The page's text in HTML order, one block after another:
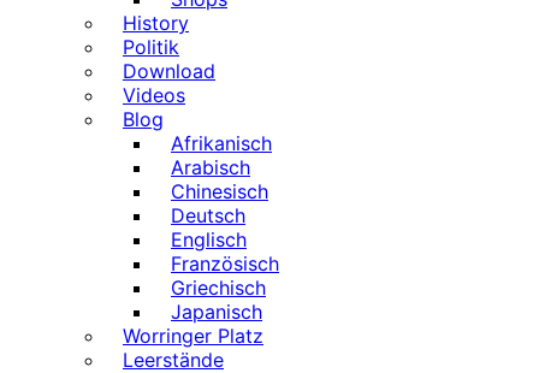
History
Politik
Download
Videos
Blog
Afrikanisch
Arabisch
Chinesisch
Deutsch
Englisch
Französisch
Griechisch
Japanisch
Worringer Platz
Leerstände